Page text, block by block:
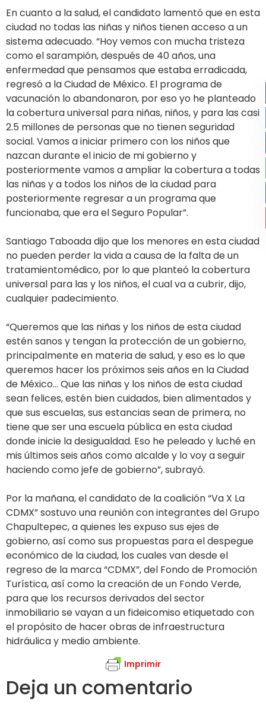
En cuanto a la salud, el candidato lamentó que en esta
ciudad no todas las niñas y niños tienen acceso a un
sistema adecuado. “Hoy vemos con mucha tristeza
como el sarampión, después de 40 años, una
enfermedad que pensamos que estaba erradicada,
regresó a la Ciudad de México. El programa de
vacunación lo abandonaron, por eso yo he planteado
la cobertura universal para niñas, niños, y para las casi
2.5 millones de personas que no tienen seguridad
social. Vamos a iniciar primero con los niños que
nazcan durante el inicio de mi gobierno y
posteriormente vamos a ampliar la cobertura a todas
las niñas y a todos los niños de la ciudad para
posteriormente regresar a un programa que
funcionaba, que era el Seguro Popular”.
Santiago Taboada dijo que los menores en esta ciudad
no pueden perder la vida a causa de la falta de un
tratamientomédico, por lo que planteó la cobertura
universal para las y los niños, el cual va a cubrir, dijo,
cualquier padecimiento.
“Queremos que las niñas y los niños de esta ciudad
estén sanos y tengan la protección de un gobierno,
principalmente en materia de salud, y eso es lo que
queremos hacer los próximos seis años en la Ciudad
de México… Que las niñas y los niños de esta ciudad
sean felices, estén bien cuidados, bien alimentados y
que sus escuelas, sus estancias sean de primera, no
tiene que ser una escuela pública en esta ciudad
donde inicie la desigualdad. Eso he peleado y luché en
mis últimos seis años como alcalde y lo voy a seguir
haciendo como jefe de gobierno”, subrayó.
Por la mañana, el candidato de la coalición “Va X La
CDMX” sostuvo una reunión con integrantes del Grupo
Chapultepec, a quienes les expuso sus ejes de
gobierno, así como sus propuestas para el despegue
económico de la ciudad, los cuales van desde el
regreso de la marca “CDMX”, del Fondo de Promoción
Turística, así como la creación de un Fondo Verde,
para que los recursos derivados del sector
inmobiliario se vayan a un fideicomiso etiquetado con
el propósito de hacer obras de infraestructura
hidráulica y medio ambiente.
Imprimir
Deja un comentario